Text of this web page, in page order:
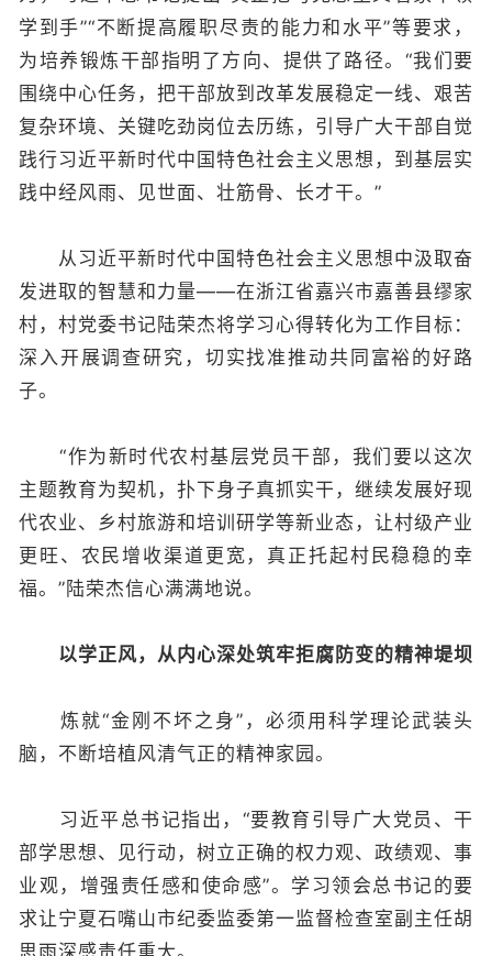
学到手”“不断提高履职尽责的能力和水平”等要求，
为培养锻炼干部指明了方向、提供了路径。“我们要
围绕中心任务，把干部放到改革发展稳定一线、艰苦
复杂环境、关键吃劲岗位去历练，引导广大干部自觉
践行习近平新时代中国特色社会主义思想，到基层实
践中经风雨、见世面、壮筋骨、长才干。”
从习近平新时代中国特色社会主义思想中汲取奋
发进取的智慧和力量——在浙江省嘉兴市嘉善县缪家
村，村党委书记陆荣杰将学习心得转化为工作目标：
深入开展调查研究，切实找准推动共同富裕的好路
子。
“作为新时代农村基层党员干部，我们要以这次
主题教育为契机，扑下身子真抓实干，继续发展好现
代农业、乡村旅游和培训研学等新业态，让村级产业
更旺、农民增收渠道更宽，真正托起村民稳稳的幸
福。”陆荣杰信心满满地说。
以学正风，从内心深处筑牢拒腐防变的精神堤坝
炼就“金刚不坏之身”，必须用科学理论武装头
脑，不断培植风清气正的精神家园。
习近平总书记指出，“要教育引导广大党员、干
部学思想、见行动，树立正确的权力观、政绩观、事
业观，增强责任感和使命感”。学习领会总书记的要
求让宁夏石嘴山市纪委监委第一监督检查室副主任胡
思雨深感责任重大。